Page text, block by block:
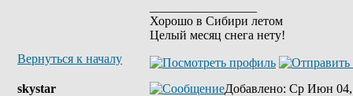
Хорошо в Сибири летом
Целый месяц снега нету!
Вернуться к началу
skystar Добавлено: Ср Июн 04,